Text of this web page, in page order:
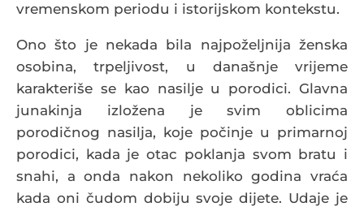
vremenskom periodu i istorijskom kontekstu.
Ono što je nekada bila najpoželjnija ženska
osobina, trpeljivost, u današnje vrijeme
karakteriše se kao nasilje u porodici. Glavna
junakinja izložena je svim oblicima
porodičnog nasilja, koje počinje u primarnoj
porodici, kada je otac poklanja svom bratu i
snahi, a onda nakon nekoliko godina vraća
kada oni čudom dobiju svoje dijete. Udaje je